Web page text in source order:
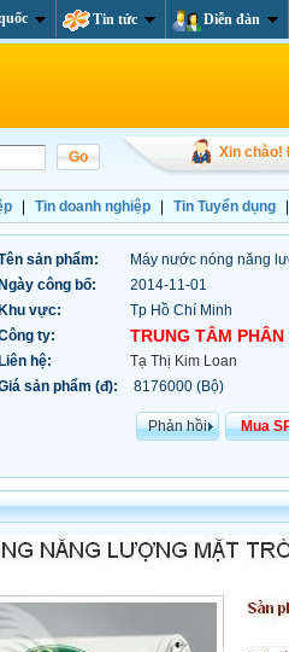
Tin tức Diễn đàn
Xin chào!
Tin doanh nghiệp Tin Tuyển dụng
sản phẩm:
Máy nước nóng năng
Ngày công bố:
2014-11-01
Khu vực:
Tp Hồ Chí Minh
ty:
TRUNG TÂM
Liên hệ:
Tạ Thị Kim Loan
sản phẩm (đ):
8176000 (Bộ)
Phản hồi Mua